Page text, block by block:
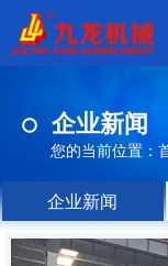
品
视
企业新闻
您的当前位置：
企业新闻